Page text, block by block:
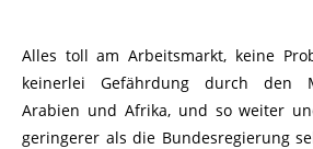
Alles toll am Arbeitsmarkt, keine
keinerlei Gefährdung durch den
Arabien und Afrika, und so weiter
geringerer als die Bundesregierung